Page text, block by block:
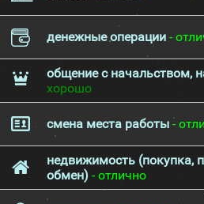
денежные операции -
общение с начальством,
хорошо
смена места работы -
недвижимость (покупка,
обмен) - отлично